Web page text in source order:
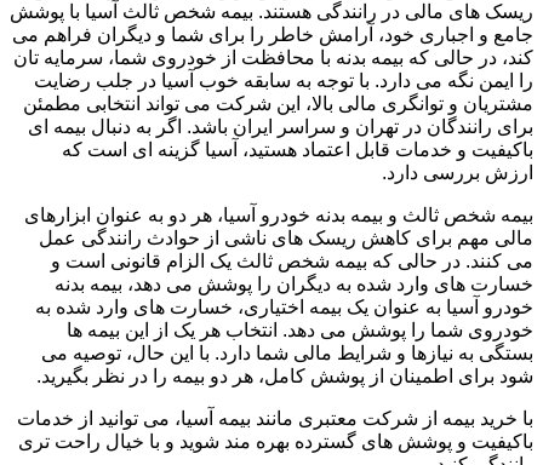
ریسک های مالی در رانندگی هستند. بیمه شخص ثالث آسیا با پوشش
جامع و اجباری خود، آرامش خاطر را برای شما و دیگران فراهم می
کند، در حالی که بیمه بدنه با محافظت از خودروی شما، سرمایه تان
را ایمن نگه می دارد. با توجه به سابقه خوب آسیا در جلب رضایت
مشتریان و توانگری مالی بالا، این شرکت می تواند انتخابی مطمئن
برای رانندگان در تهران و سراسر ایران باشد. اگر به دنبال بیمه ای
باکیفیت و خدمات قابل اعتماد هستید، آسیا گزینه ای است که
ارزش بررسی دارد.
بیمه شخص ثالث و بیمه بدنه خودرو آسیا، هر دو به عنوان ابزارهای
مالی مهم برای کاهش ریسک های ناشی از حوادث رانندگی عمل
می کنند. در حالی که بیمه شخص ثالث یک الزام قانونی است و
خسارت های وارد شده به دیگران را پوشش می دهد، بیمه بدنه
خودرو آسیا به عنوان یک بیمه اختیاری، خسارت های وارد شده به
خودروی شما را پوشش می دهد. انتخاب هر یک از این بیمه ها
بستگی به نیازها و شرایط مالی شما دارد. با این حال، توصیه می
شود برای اطمینان از پوشش کامل، هر دو بیمه را در نظر بگیرید.
با خرید بیمه از شرکت معتبری مانند بیمه آسیا، می توانید از خدمات
باکیفیت و پوشش های گسترده بهره مند شوید و با خیال راحت تری